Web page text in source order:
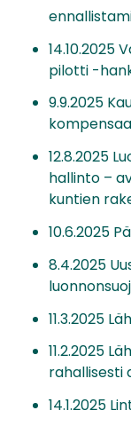
14.10.2025
pilotti -
9.9.2025
12.8.2025
hallinto –
kuntien
10.6.2025
8.4.2025
11.3.2025
11.2.2025
14.1.2025